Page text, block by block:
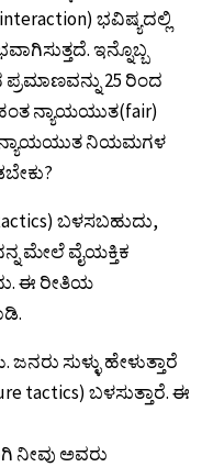
ಭವಿಷ್ಯದಲ್ಲಿ
ಇನ್ನೊಬ್ಬ
ಪ್ರಮಾಣವನ್ನು 25 ರಿಂದ
ನ್ಯಾಯಯುತ(fair)
ನ್ಯಾಯಯುತ ನಿಯಮಗಳ
ಬಳಸಬಹುದು,
ಮೇಲೆ ವೈಯಕ್ತಿಕ
ಈ ರೀತಿಯ
ಸುಳ್ಳು ಹೇಳುತ್ತಾರೆ
tactics) ಬಳಸುತ್ತಾರೆ. ಈ
ನೀವು ಅವರು